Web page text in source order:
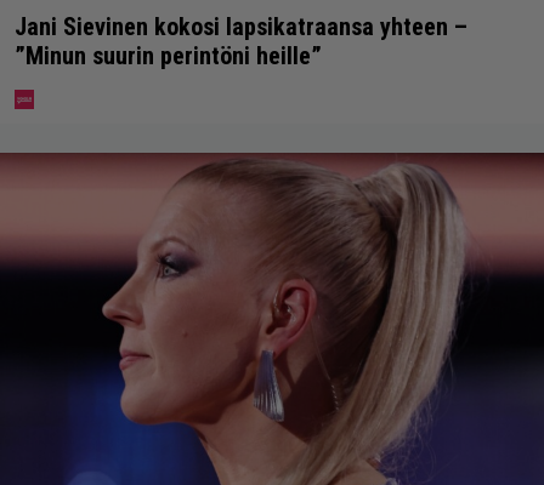
Jani Sievinen kokosi lapsikatraansa yhteen –
”Minun suurin perintöni heille”